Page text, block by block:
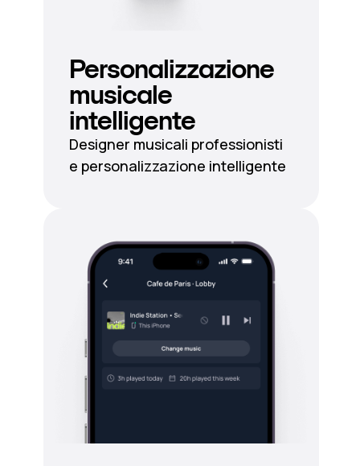
Personalizzazione
musicale
intelligente
Designer musicali professionisti
e personalizzazione intelligente